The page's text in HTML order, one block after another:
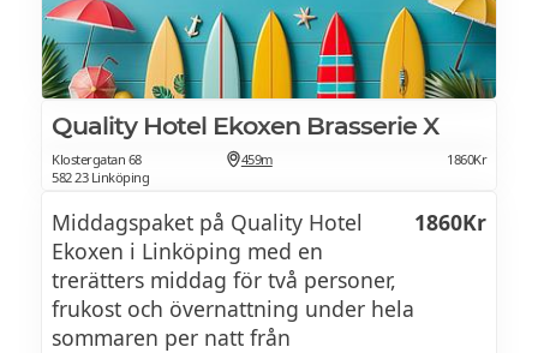
Quality Hotel Ekoxen Brasserie X
Klostergatan 68
582 23 Linköping
459m 1860Kr
Middagspaket på Quality Hotel
Ekoxen i Linköping med en
trerätters middag för två personer,
frukost och övernattning under hela
sommaren per natt från
1860Kr